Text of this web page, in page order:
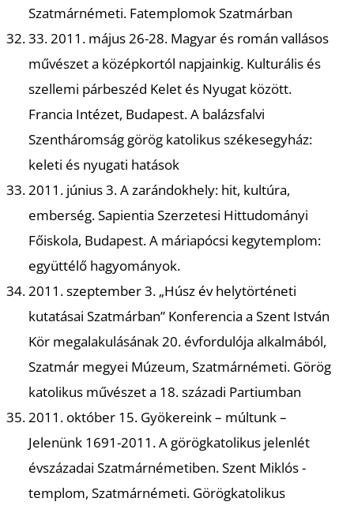
Szatmárnémeti. Fatemplomok Szatmárban
33. 2011. május 26-28. Magyar és román vallásos
művészet a középkortól napjainkig. Kulturális és
szellemi párbeszéd Kelet és Nyugat között.
Francia Intézet, Budapest. A balázsfalvi
Szentháromság görög katolikus székesegyház:
keleti és nyugati hatások
2011. június 3. A zarándokhely: hit, kultúra,
emberség. Sapientia Szerzetesi Hittudományi
Főiskola, Budapest. A máriapócsi kegytemplom:
együttélő hagyományok.
2011. szeptember 3. „Húsz év helytörténeti
kutatásai Szatmárban” Konferencia a Szent István
Kör megalakulásának 20. évfordulója alkalmából,
Szatmár megyei Múzeum, Szatmárnémeti. Görög
katolikus művészet a 18. századi Partiumban
2011. október 15. Gyökereink – múltunk –
Jelenünk 1691-2011. A görögkatolikus jelenlét
évszázadai Szatmárnémetiben. Szent Miklós -
templom, Szatmárnémeti. Görögkatolikus